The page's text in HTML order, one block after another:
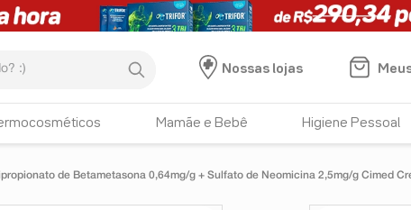
Nossas lojas
Mamãe e Bebê Higiene Pessoal
de Betametasona 0,64mg/g + Sulfato de Neomicina 2,5mg/g Cimed